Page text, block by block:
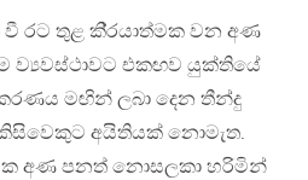
රට තුළ කි‍්‍රයාත්මක වන අණ
එකඟව යුක්තියේ
මඟින් ලබා දෙන තීන්දු
අයිතියක් නොමැත.
අණ පනත් නොසලකා හරිමින්